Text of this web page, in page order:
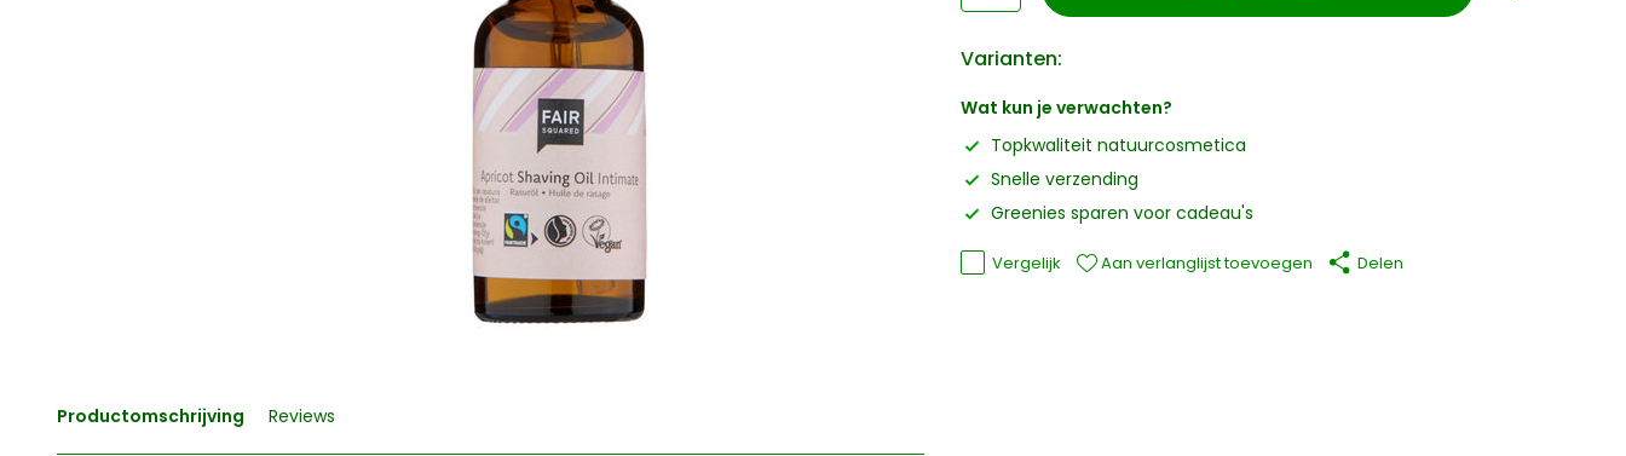
Productomschrijving Reviews
Varianten:
Wat kun je verwachten?
Topkwaliteit natuurcosmetica
Snelle verzending
Greenies sparen voor cadeau's
Vergelijk Aan verlanglijst toevoegen Delen